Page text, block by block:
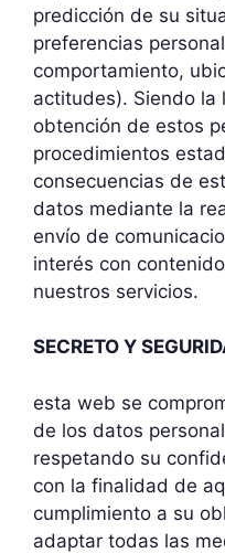
predicción de su
preferencias
comportamiento,
actitudes). Siendo la
obtención de estos
procedimientos
consecuencias de
datos mediante la
envío de
interés con
nuestros servicios.
SECRETO Y
esta web se
de los datos
respetando su
con la finalidad de
cumplimiento a su
adaptar todas las